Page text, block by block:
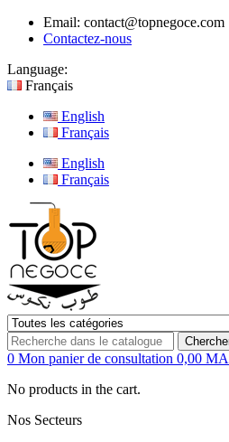
Email: contact@topnegoce.com
Contactez-nous
Language:
Français
English
Français
English
Français
0 Mon panier de consultation 0,00
No products in the cart.
Nos Secteurs